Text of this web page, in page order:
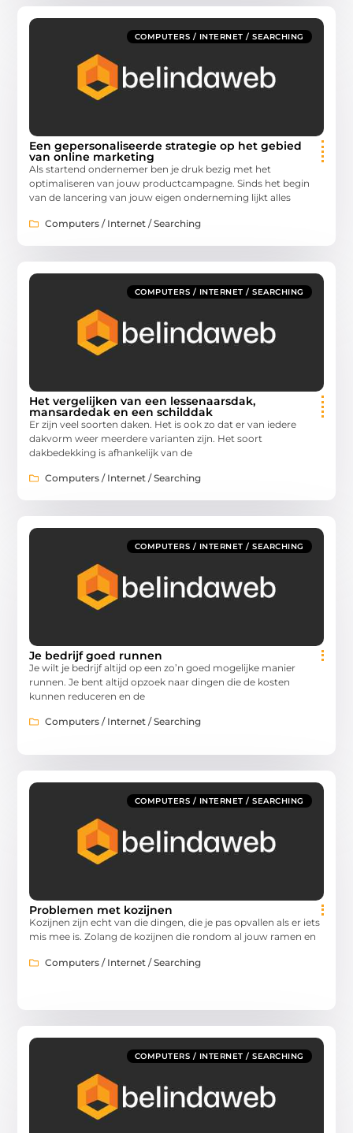
COMPUTERS / INTERNET / SEARCHING
Een gepersonaliseerde strategie op het gebied
van online marketing
Als startend ondernemer ben je druk bezig met het
optimaliseren van jouw productcampagne. Sinds het begin
van de lancering van jouw eigen onderneming lijkt alles
Computers / Internet / Searching
COMPUTERS / INTERNET / SEARCHING
Het vergelijken van een lessenaarsdak,
mansardedak en een schilddak
Er zijn veel soorten daken. Het is ook zo dat er van iedere
dakvorm weer meerdere varianten zijn. Het soort
dakbedekking is afhankelijk van de
Computers / Internet / Searching
COMPUTERS / INTERNET / SEARCHING
Je bedrijf goed runnen
Je wilt je bedrijf altijd op een zo’n goed mogelijke manier
runnen. Je bent altijd opzoek naar dingen die de kosten
kunnen reduceren en de
Computers / Internet / Searching
COMPUTERS / INTERNET / SEARCHING
Problemen met kozijnen
Kozijnen zijn echt van die dingen, die je pas opvallen als er iets
mis mee is. Zolang de kozijnen die rondom al jouw ramen en
Computers / Internet / Searching
COMPUTERS / INTERNET / SEARCHING